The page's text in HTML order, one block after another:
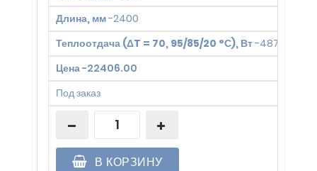
Длина, мм-2400
Теплоотдача (ΔT = 70, 95/85/20 °С), Вт-4876
Цена-22406.00
Под заказ
В КОРЗИНУ